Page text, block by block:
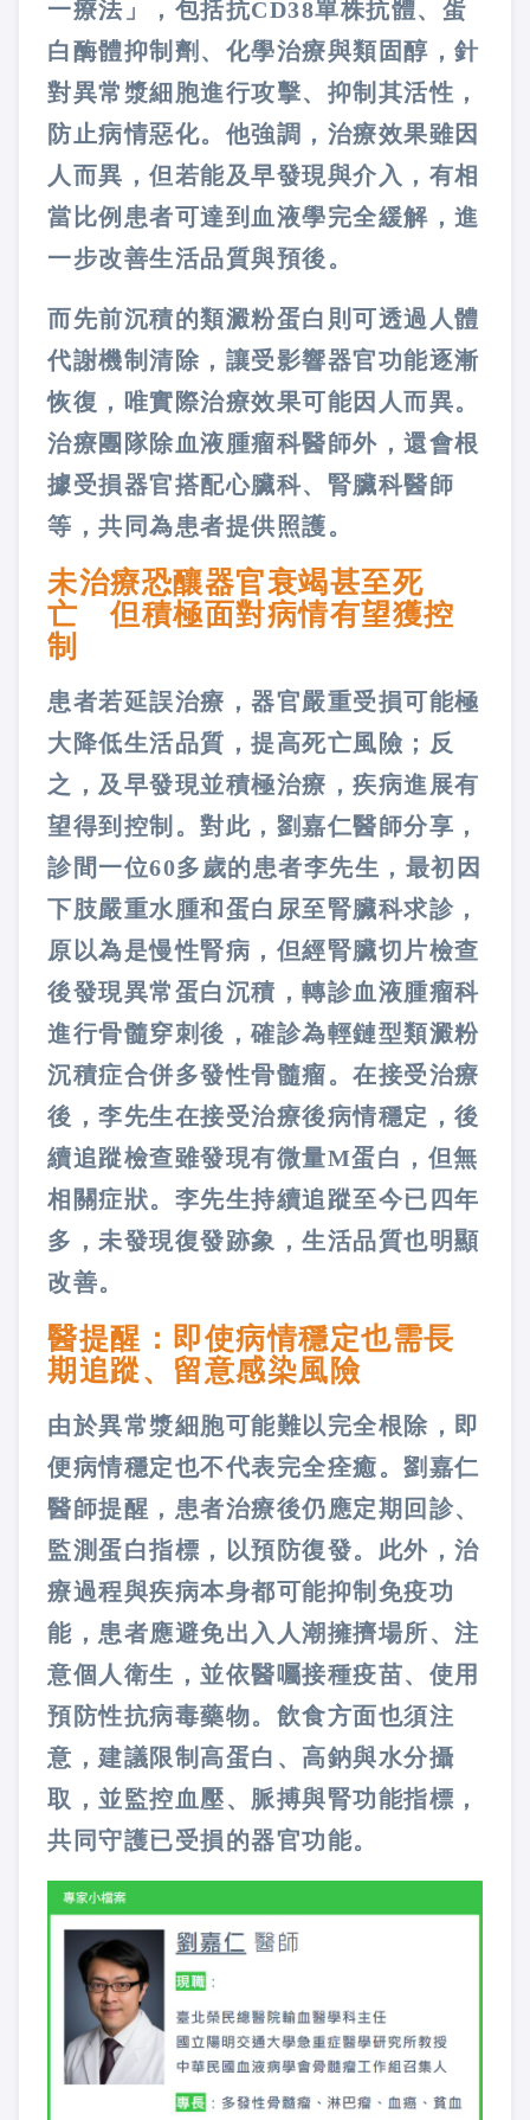
一療法」，包括抗CD38單株抗體、蛋
白酶體抑制劑、化學治療與類固醇，針
對異常漿細胞進行攻擊、抑制其活性，
防止病情惡化。他強調，治療效果雖因
人而異，但若能及早發現與介入，有相
當比例患者可達到血液學完全緩解，進
一步改善生活品質與預後。
而先前沉積的類澱粉蛋白則可透過人體
代謝機制清除，讓受影響器官功能逐漸
恢復，唯實際治療效果可能因人而異。
治療團隊除血液腫瘤科醫師外，還會根
據受損器官搭配心臟科、腎臟科醫師
等，共同為患者提供照護。
未治療恐釀器官衰竭甚至死
亡 但積極面對病情有望獲控
制
患者若延誤治療，器官嚴重受損可能極
大降低生活品質，提高死亡風險；反
之，及早發現並積極治療，疾病進展有
望得到控制。對此，劉嘉仁醫師分享，
診間一位60多歲的患者李先生，最初因
下肢嚴重水腫和蛋白尿至腎臟科求診，
原以為是慢性腎病，但經腎臟切片檢查
後發現異常蛋白沉積，轉診血液腫瘤科
進行骨髓穿刺後，確診為輕鏈型類澱粉
沉積症合併多發性骨髓瘤。在接受治療
後，李先生在接受治療後病情穩定，後
續追蹤檢查雖發現有微量M蛋白，但無
相關症狀。李先生持續追蹤至今已四年
多，未發現復發跡象，生活品質也明顯
改善。
醫提醒：即使病情穩定也需長
期追蹤、留意感染風險
由於異常漿細胞可能難以完全根除，即
便病情穩定也不代表完全痊癒。劉嘉仁
醫師提醒，患者治療後仍應定期回診、
監測蛋白指標，以預防復發。此外，治
療過程與疾病本身都可能抑制免疫功
能，患者應避免出入人潮擁擠場所、注
意個人衛生，並依醫囑接種疫苗、使用
預防性抗病毒藥物。飲食方面也須注
意，建議限制高蛋白、高鈉與水分攝
取，並監控血壓、脈搏與腎功能指標，
共同守護已受損的器官功能。